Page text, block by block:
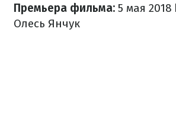
Премьера фильма: 5 мая 2018
Олесь Янчук